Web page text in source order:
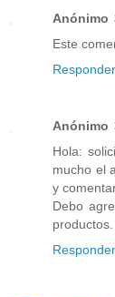
Anónimo
Este
Responder
Anónimo
Hola:
mucho el
y
Debo
Responder